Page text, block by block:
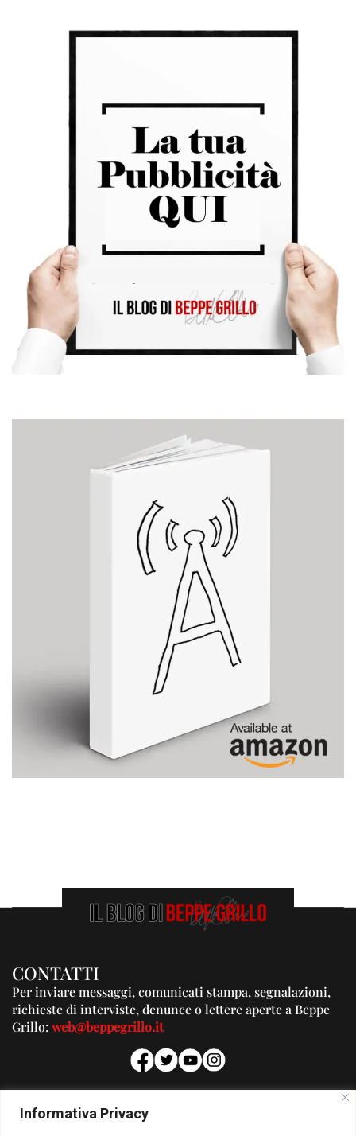
Informativa Privacy
CONTATTI
Per inviare messaggi, comunicati stampa, segnalazioni,
richieste di interviste, denunce o lettere aperte a Beppe
Grillo:web@beppegrillo.it
PUBBLICITA'
Per la tua pubblicità su questo Blog: